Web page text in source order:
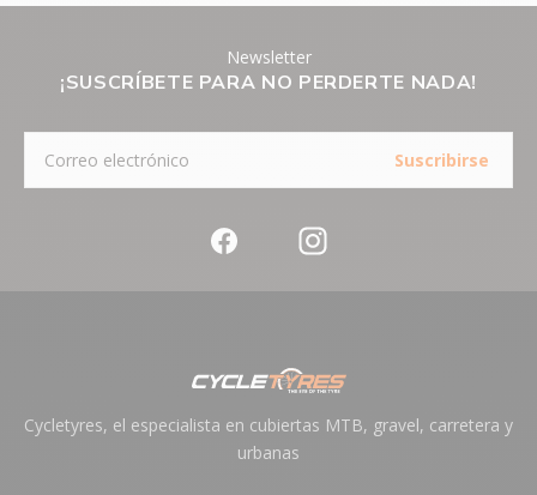
Newsletter
¡SUSCRÍBETE PARA NO PERDERTE NADA!
Suscribirse
Cycletyres, el especialista en cubiertas MTB, gravel, carretera y
urbanas